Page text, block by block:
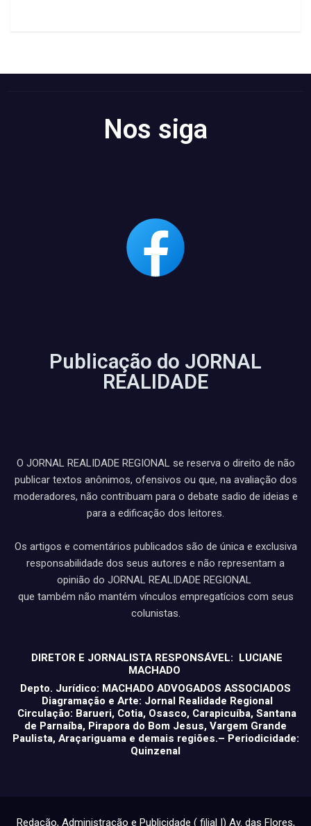
Nos siga
Publicação do JORNAL
REALIDADE
O JORNAL REALIDADE REGIONAL se reserva o direito de não
publicar textos anônimos, ofensivos ou que, na avaliação dos
moderadores, não contribuam para o debate sadio de ideias e
para a edificação dos leitores.
Os artigos e comentários publicados são de única e exclusiva
responsabilidade dos seus autores e não representam a
opinião do JORNAL REALIDADE REGIONAL
que também não mantém vínculos empregatícios com seus
colunistas.
DIRETOR E JORNALISTA RESPONSÁVEL: LUCIANE
MACHADO
Depto. Jurídico: MACHADO ADVOGADOS ASSOCIADOS
Diagramação e Arte: Jornal Realidade Regional
Circulação: Barueri, Cotia, Osasco, Carapicuíba, Santana
de Parnaíba, Pirapora do Bom Jesus, Vargem Grande
Paulista, Araçariguama e demais regiões.– Periodicidade:
Quinzenal
Redação, Administração e Publicidade ( filial I) Av. das Flores,